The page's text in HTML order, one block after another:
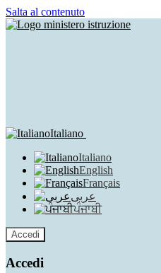
Salta al contenuto
Italiano
Italiano
English
Français
عربى
ਪੰਜਾਬੀ
Accedi
Accedi